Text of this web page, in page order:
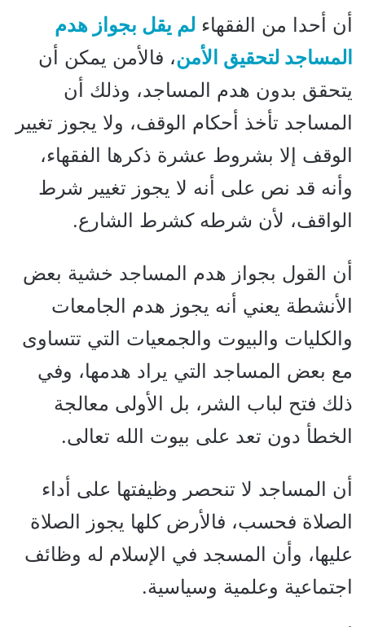
أن أحدا من الفقهاء لم يقل بجواز هدم
المساجد لتحقيق الأمن، فالأمن يمكن أن
يتحقق بدون هدم المساجد، وذلك أن
المساجد تأخذ أحكام الوقف، ولا يجوز تغيير
الوقف إلا بشروط عشرة ذكرها الفقهاء،
وأنه قد نص على أنه لا يجوز تغيير شرط
الواقف، لأن شرطه كشرط الشارع.
أن القول بجواز هدم المساجد خشية بعض
الأنشطة يعني أنه يجوز هدم الجامعات
والكليات والبيوت والجمعيات التي تتساوى
مع بعض المساجد التي يراد هدمها، وفي
ذلك فتح لباب الشر، بل الأولى معالجة
الخطأ دون تعد على بيوت الله تعالى.
أن المساجد لا تنحصر وظيفتها على أداء
الصلاة فحسب، فالأرض كلها يجوز الصلاة
عليها، وأن المسجد في الإسلام له وظائف
اجتماعية وعلمية وسياسية.